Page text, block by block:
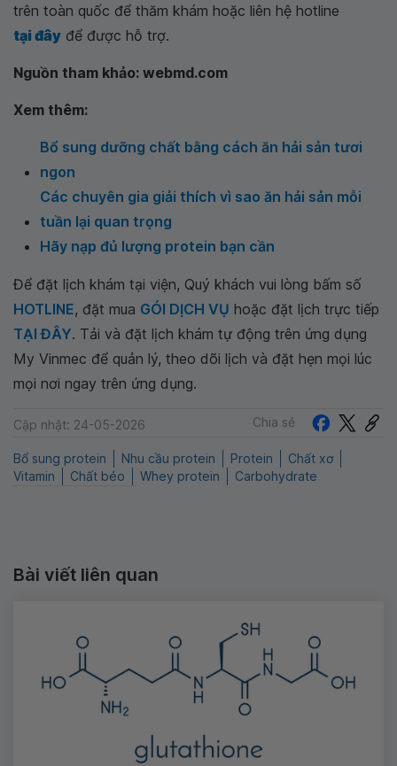
trên toàn quốc để thăm khám hoặc liên hệ hotline
tại đây để được hỗ trợ.
Nguồn tham khảo: webmd.com
Xem thêm:
Bổ sung dưỡng chất bằng cách ăn hải sản tươi
ngon
Các chuyên gia giải thích vì sao ăn hải sản mỗi
tuần lại quan trọng
Hãy nạp đủ lượng protein bạn cần
Để đặt lịch khám tại viện, Quý khách vui lòng bấm số
HOTLINE, đặt mua GÓI DỊCH VỤ hoặc đặt lịch trực tiếp
TẠI ĐÂY. Tải và đặt lịch khám tự động trên ứng dụng
My Vinmec để quản lý, theo dõi lịch và đặt hẹn mọi lúc
mọi nơi ngay trên ứng dụng.
Cập nhật: 24-05-2026 Chia sẻ
Bổ sung protein Nhu cầu protein Protein
Chất xơ
Vitamin
Chất béo Whey protein Carbohydrate
Bài viết liên quan